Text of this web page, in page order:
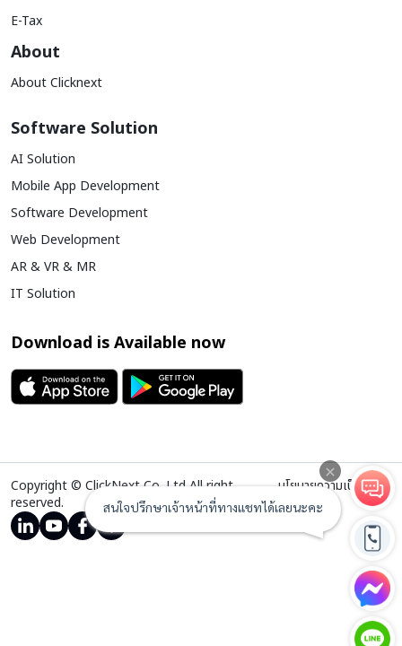
E-Tax
About
About Clicknext
Software Solution
AI Solution
Mobile App Development
Software Development
Web Development
AR & VR & MR
IT Solution
Download is Available now
Copyright © ClickNext Co.,Ltd All right
reserved.
นโยบายความเป็นส่วน
ตัว